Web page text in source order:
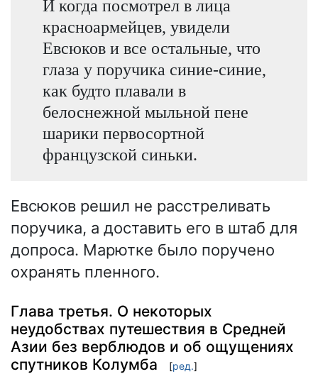
И когда посмотрел в лица
красноармейцев, увидели
Евсюков и все остальные, что
глаза у поручика синие-синие,
как будто плавали в
белоснежной мыльной пене
шарики первосортной
французской синьки.
Евсюков решил не расстреливать
поручика, а доставить его в штаб для
допроса. Марютке было поручено
охранять пленного.
Глава третья. О некоторых
неудобствах путешествия в Средней
Азии без верблюдов и об ощущениях
спутников Колумба
[ред.]